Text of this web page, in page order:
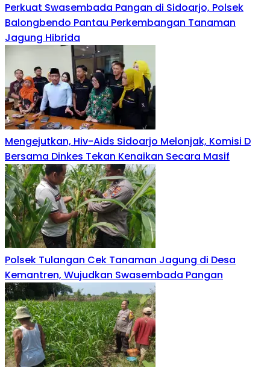
Perkuat Swasembada Pangan di Sidoarjo, Polsek
Balongbendo Pantau Perkembangan Tanaman
Jagung Hibrida
Mengejutkan, Hiv-Aids Sidoarjo Melonjak, Komisi D
Bersama Dinkes Tekan Kenaikan Secara Masif
Polsek Tulangan Cek Tanaman Jagung di Desa
Kemantren, Wujudkan Swasembada Pangan